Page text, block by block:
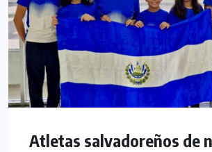
Atletas salvadoreños de